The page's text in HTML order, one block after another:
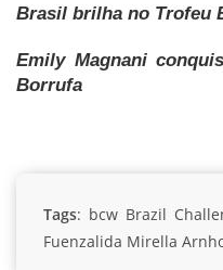
Brasil brilha no Trofeu
Emily Magnani
Borrufa
Tags: bcw Brazil
Fuenzalida Mirella